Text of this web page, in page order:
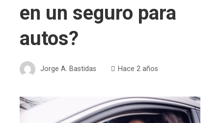
en un seguro para
autos?
Jorge A. Bastidas Hace 2 años